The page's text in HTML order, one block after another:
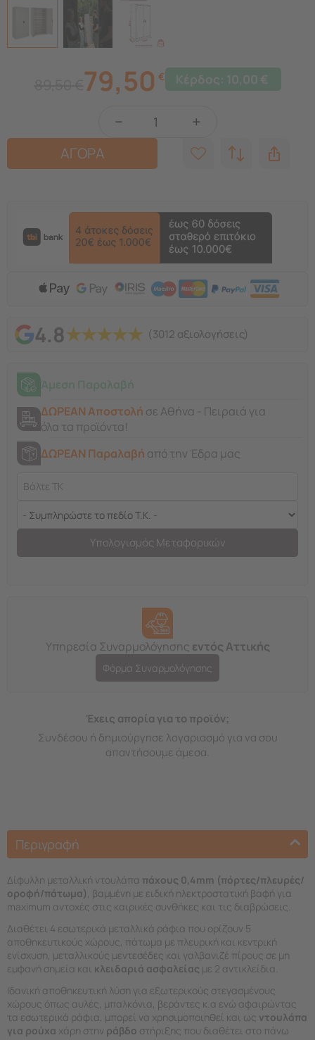
79,50 € Κέρδος: 10,00 €
+
−
ΑΓΟΡΑ
4.8★★★★★ (3012 αξιολογήσεις)
ΔΩΡΕΑΝ Αποστολή σε Αθήνα - Πειραιά για
όλα τα προϊόντα!
ΔΩΡΕΑΝ Παραλαβή από την Έδρα μας
Υπολογισμός Μεταφορικών
Υπηρεσία Συναρμολόγησης εντός Αττικής
Φόρμα Συναρμολόγησης
Έχεις απορία για το προϊόν;
Συνδέσου ή δημιούργησε λογαριασμό για να σου
απαντήσουμε άμεσα.
Περιγραφή
Δίφυλλη μεταλλική ντουλάπα πάχους 0,4mm (πόρτες/πλευρές/
οροφή/πάτωμα), βαμμένη με ειδική ηλεκτροστατική βαφή για
maximum αντοχές στις καιρικές συνθήκες και τις διαβρώσεις.
Διαθέτει 4 εσωτερικά μεταλλικά ράφια που ορίζουν 5
αποθηκευτικούς χώρους, πάτωμα με πλευρική και κεντρική
ενίσχυση, μεταλλικούς μεντεσέδες και γαλβανιζέ πίρους σε μη
εμφανή σημεία και κλειδαριά ασφαλείας με 2 αντικλείδια.
Ιδανική αποθηκευτική λύση για εξωτερικούς στεγασμένους
χώρους όπως αυλές, μπαλκόνια, βεράντες κ.α ενώ αφαιρώντας
τα εσωτερικά ράφια, μπορεί να χρησιμοποιηθεί και ως ντουλάπα
για ρούχα χάρη στην ράβδο στήριξης που διαθέτει στο πάνω